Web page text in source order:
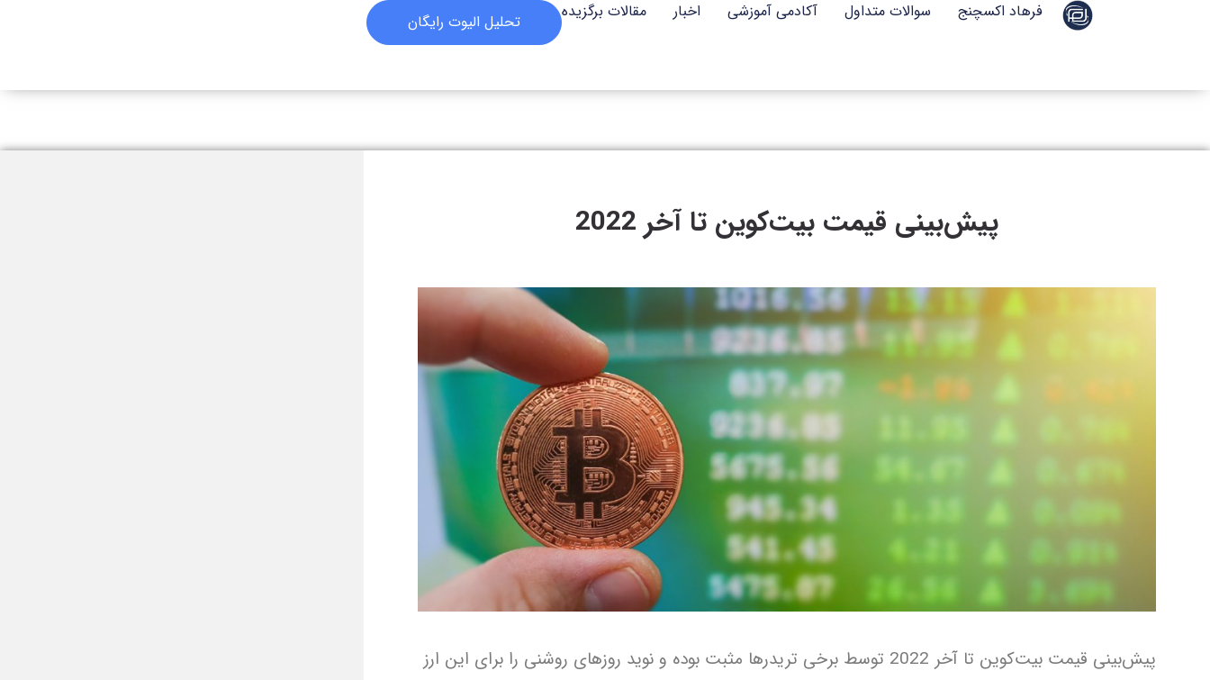
فرهاد اکسچنج سوالات متداول آکادمی آموزشی اخبار مقالات برگزیده تحلیل الیوت رایگان
پیش‌بینی قیمت بیت‌کوین تا آخر 2022
پیش‌بینی قیمت بیت‌کوین تا آخر 2022 توسط برخی تریدرها مثبت بوده و نوید روزهای روشنی را برای این ارز